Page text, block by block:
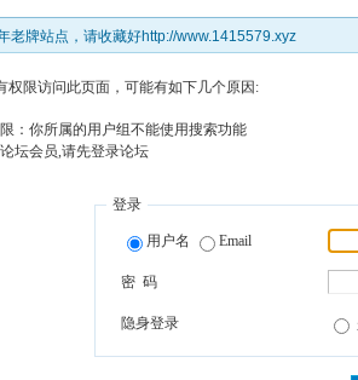
老牌站点，请收藏好http://www.1415579.xyz
权限访问此页面，可能有如下几个原因:
：你所属的用户组不能使用搜索功能
坛会员,请先登录论坛
登录
用户名 Email
密 码
隐身登录